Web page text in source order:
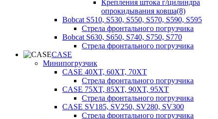
Крепления штока г/цилиндра
опрокидывания ковша(8)
Bobcat S510, S530, S550, S570, S590, S595
Стрела фронтального погрузчика
Bobcat S630, S650, S740, S750, S770
Стрела фронтального погрузчика
CASE
Минипогрузчик
CASE 40XT, 60XT, 70XT
Стрела фронтального погрузчика
CASE 75XT, 85XT, 90XT, 95XT
Стрела фронтального погрузчика
CASE SV185, SV250, SV280, SV300
Стрела фронтального погрузчика